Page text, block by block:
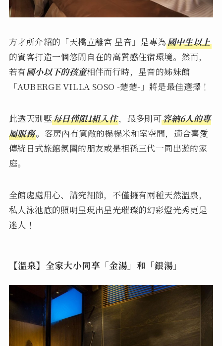
方才所介紹的「天橋立離宮 星音」是專為國中生以上
的賓客打造一個悠閒自在的高質感住宿環境。然而，
若有國小以下的孩童相伴而行時，星音的姊妹館
「AUBERGE VILLA SOSO -楚楚-」將是最佳選擇！
此透天別墅每日僅限1組入住，最多則可容納6人的專
屬服務。客房內有寬敞的榻榻米和室空間，適合喜愛
傳統日式旅館氛圍的朋友或是祖孫三代一同出遊的家
庭。
全館處處用心、講究細節，不僅擁有兩種天然溫泉，
私人泳池底的照明呈現出星光璀璨的幻彩燈光秀更是
迷人！
【溫泉】全家大小同享「金湯」和「銀湯」